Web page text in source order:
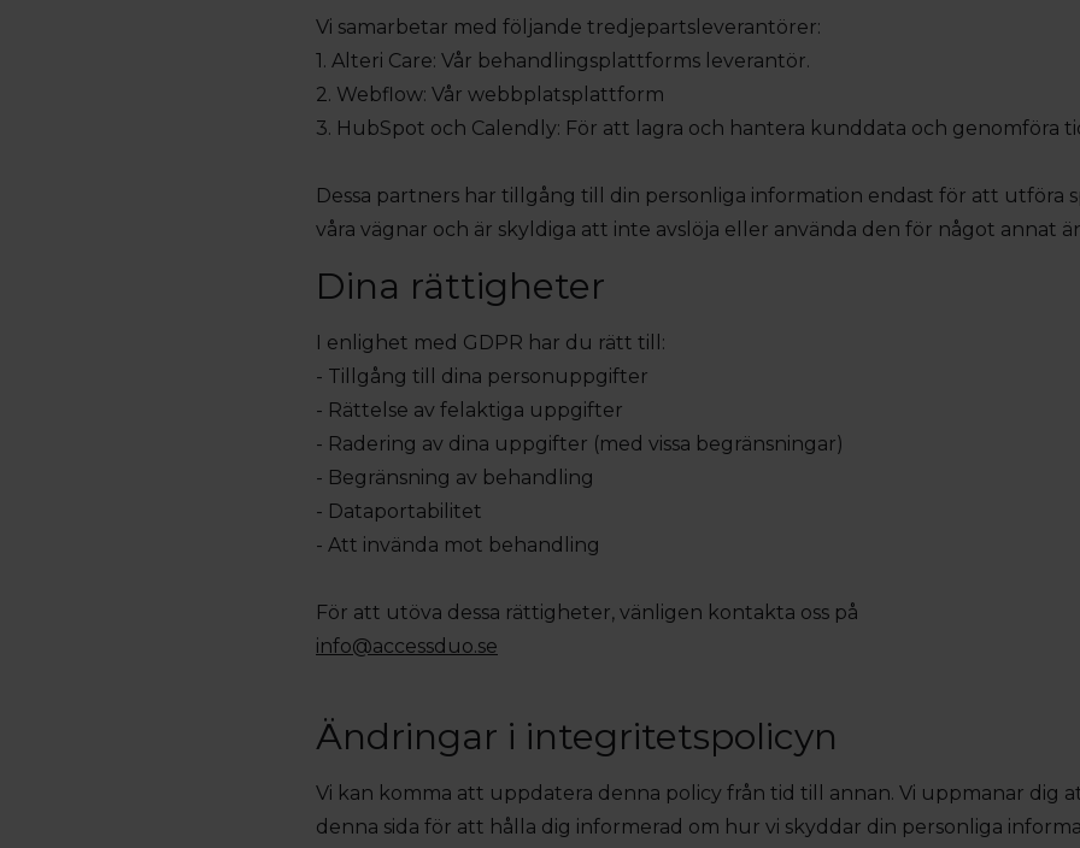
Vi samarbetar med följande tredjepartsleverantörer:
1. Alteri Care: Vår behandlingsplattforms leverantör.
2. Webflow: Vår webbplatsplattform
3. HubSpot och Calendly: För att lagra och hantera kunddata och genomföra
Dessa partners har tillgång till din personliga information endast för att utföra
våra vägnar och är skyldiga att inte avslöja eller använda den för något annat
Dina rättigheter
I enlighet med GDPR har du rätt till:
- Tillgång till dina personuppgifter
- Rättelse av felaktiga uppgifter
- Radering av dina uppgifter (med vissa begränsningar)
- Begränsning av behandling
- Dataportabilitet
- Att invända mot behandling
För att utöva dessa rättigheter, vänligen kontakta oss på
info@accessduo.se
Ändringar i integritetspolicyn
Vi kan komma att uppdatera denna policy från tid till annan. Vi uppmanar dig
denna sida för att hålla dig informerad om hur vi skyddar din personliga